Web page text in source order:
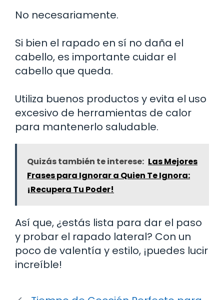
No necesariamente.
Si bien el rapado en sí no daña el
cabello, es importante cuidar el
cabello que queda.
Utiliza buenos productos y evita el uso
excesivo de herramientas de calor
para mantenerlo saludable.
Quizás también te interese: Las Mejores
Frases para Ignorar a Quien Te Ignora:
¡Recupera Tu Poder!
Así que, ¿estás lista para dar el paso
y probar el rapado lateral? Con un
poco de valentía y estilo, ¡puedes lucir
increíble!